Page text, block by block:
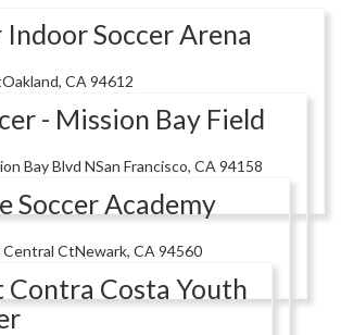
Soccer Arena
CA 94612
- Mission Bay Field
Bay Blvd NSan Francisco, CA 94158
Soccer Academy
CtNewark, CA 94560
Contra Costa Youth